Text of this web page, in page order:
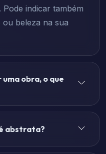
indicar também
beleza na sua
obra, o que
abstrata?